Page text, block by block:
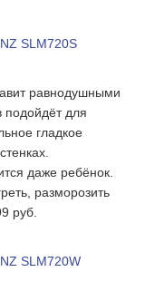
SLM720S
равнодушными
подойдёт для
гладкое
даже ребёнок.
разморозить
руб.
SLM720W